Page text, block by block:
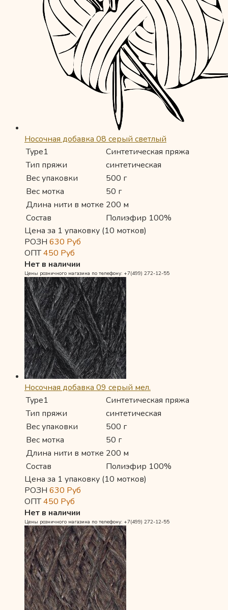
Носочная добавка 08 серый светлый
Type1
Синтетическая пряжа
Тип пряжи
синтетическая
Вес упаковки
500 г
Вес мотка
50 г
Длина нити в мотке 200 м
Состав
Полиэфир 100%
Цена за 1 упаковку (10 мотков)
РОЗН 630 Руб
ОПТ450 Руб
Нет в наличии
Цены розничного магазина по телефону: +7(499) 272-12-55
Носочная добавка 09 серый мел.
Type1
Синтетическая пряжа
Тип пряжи
синтетическая
Вес упаковки
500 г
Вес мотка
50 г
Длина нити в мотке 200 м
Состав
Полиэфир 100%
Цена за 1 упаковку (10 мотков)
РОЗН 630 Руб
ОПТ450 Руб
Нет в наличии
Цены розничного магазина по телефону: +7(499) 272-12-55